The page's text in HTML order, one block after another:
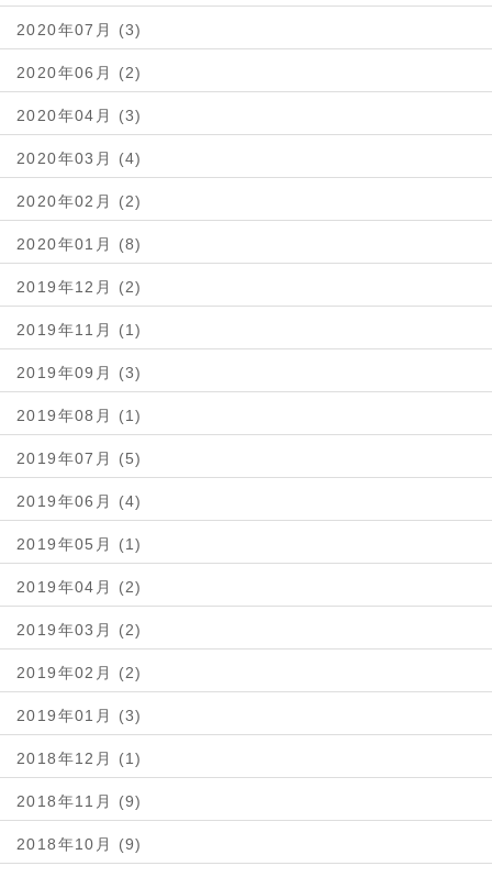
2020年07月 (3)
2020年06月 (2)
2020年04月 (3)
2020年03月 (4)
2020年02月 (2)
2020年01月 (8)
2019年12月 (2)
2019年11月 (1)
2019年09月 (3)
2019年08月 (1)
2019年07月 (5)
2019年06月 (4)
2019年05月 (1)
2019年04月 (2)
2019年03月 (2)
2019年02月 (2)
2019年01月 (3)
2018年12月 (1)
2018年11月 (9)
2018年10月 (9)